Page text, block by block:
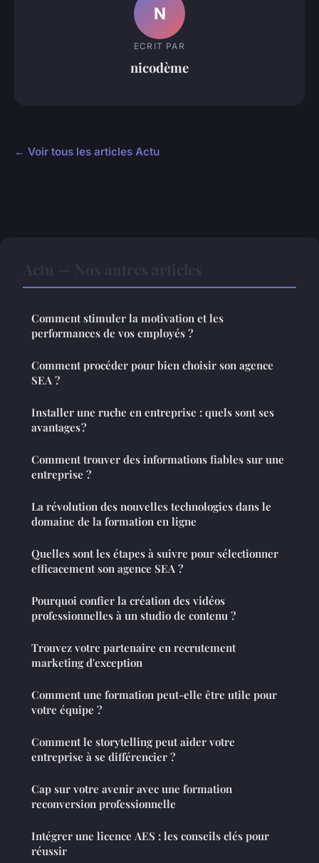
N
ECRIT PAR
nicodème
← Voir tous les articles Actu
Comment stimuler la motivation et les
performances de vos employés ?
Comment procéder pour bien choisir son agence
SEA ?
Installer une ruche en entreprise : quels sont ses
avantages ?
Comment trouver des informations fiables sur une
entreprise ?
La révolution des nouvelles technologies dans le
domaine de la formation en ligne
Quelles sont les étapes à suivre pour sélectionner
efficacement son agence SEA ?
Pourquoi confier la création des vidéos
professionnelles à un studio de contenu ?
Trouvez votre partenaire en recrutement
marketing d'exception
Comment une formation peut-elle être utile pour
votre équipe ?
Comment le storytelling peut aider votre
entreprise à se différencier ?
Cap sur votre avenir avec une formation
reconversion professionnelle
Intégrer une licence AES : les conseils clés pour
réussir